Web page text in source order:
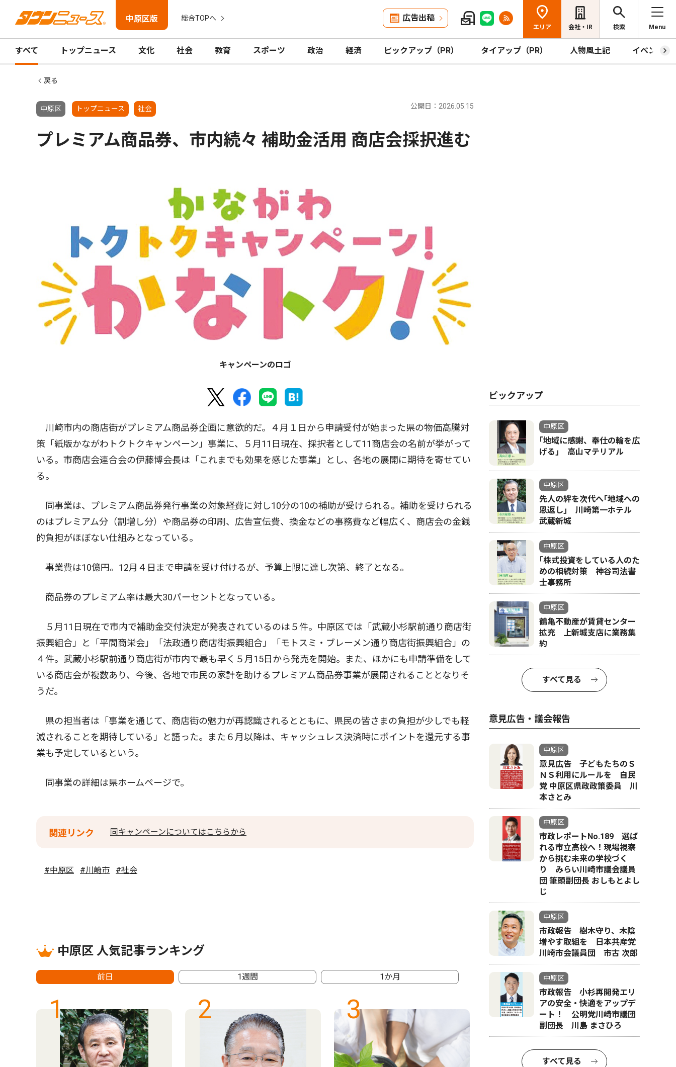
中原区版 総合TOPへ 広告出稿
エリア 会社・IR 検索 Menu
すべて トップニュース 文化 社会 教育 スポーツ 政治 経済 ピックアップ（PR） タイアップ（PR） 人物風土記 イベント
戻る
中原区 トップニュース 社会 公開日：2026.05.15
プレミアム商品券、市内続々 補助金活用 商店会採択進む
キャンペーンのロゴ
川崎市内の商店街がプレミアム商品券企画に意欲的だ。４月１日から申請受付が始まった県の物価高騰対
策「紙版かながわトクトクキャンペーン」事業に、５月11日現在、採択者として11商店会の名前が挙がって
いる。市商店会連合会の伊藤博会長は「これまでも効果を感じた事業」とし、各地の展開に期待を寄せてい
る。
同事業は、プレミアム商品券発行事業の対象経費に対し10分の10の補助が受けられる。補助を受けられる
のはプレミアム分（割増し分）や商品券の印刷、広告宣伝費、換金などの事務費など幅広く、商店会の金銭
的負担がほぼない仕組みとなっている。
事業費は10億円。12月４日まで申請を受け付けるが、予算上限に達し次第、終了となる。
商品券のプレミアム率は最大30パーセントとなっている。
５月11日現在で市内で補助金交付決定が発表されているのは５件。中原区では「武蔵小杉駅前通り商店街
振興組合」と「平間商栄会」「法政通り商店街振興組合」「モトスミ・ブレーメン通り商店街振興組合」の
４件。武蔵小杉駅前通り商店街が市内で最も早く５月15日から発売を開始。また、ほかにも申請準備をして
いる商店会が複数あり、今後、各地で市民の家計を助けるプレミアム商品券事業が展開されることとなりそ
うだ。
県の担当者は「事業を通じて、商店街の魅力が再認識されるとともに、県民の皆さまの負担が少しでも軽
減されることを期待している」と語った。また６月以降は、キャッシュレス決済時にポイントを還元する事
業も予定しているという。
同事業の詳細は県ホームページで。
関連リンク 同キャンペーンについてはこちらから
#中原区 #川崎市 #社会
中原区 人気記事ランキング
前日 1週間 1か月
1 2 3 4
ピックアップ
中原区
｢地域に感謝、奉仕の輪を広
げる｣ 高山マテリアル
中原区
先人の絆を次代へ｢地域への
恩返し｣ 川崎第一ホテル
武蔵新城
中原区
｢株式投資をしている人のた
めの相続対策 神谷司法書
士事務所
中原区
鶴亀不動産が賃貸センター
拡充 上新城支店に業務集
約
すべて見る
意見広告・議会報告
中原区
意見広告 子どもたちのＳ
ＮＳ利用にルールを 自民
党 中原区県政政策委員 川
本さとみ
中原区
市政レポートNo.189 選ば
れる市立高校へ！現場視察
から挑む未来の学校づく
り みらい川崎市議会議員
団 筆頭副団長 おしもとよし
じ
中原区
市政報告 樹木守り、木陰
増やす取組を 日本共産党
川崎市会議員団 市古 次郎
中原区
市政報告 小杉再開発エリ
アの安全・快適をアップデ
ート！ 公明党川崎市議団
副団長 川島 まさひろ
すべて見る